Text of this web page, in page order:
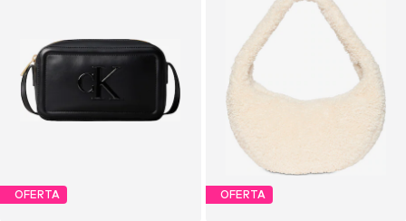
OFERTA OFERTA